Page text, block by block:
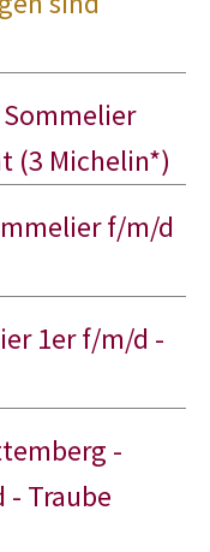
Sommelier
(3 Michelin*)
f/m/d
1er f/m/d -
-
Traube